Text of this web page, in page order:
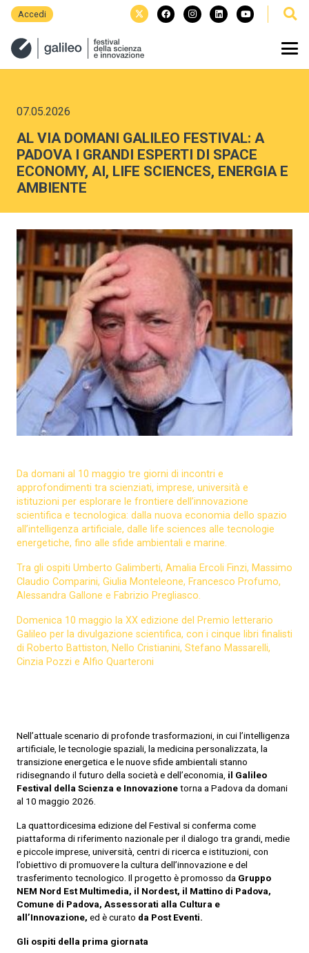
Accedi
07.05.2026
AL VIA DOMANI GALILEO FESTIVAL: A
PADOVA I GRANDI ESPERTI DI SPACE
ECONOMY, AI, LIFE SCIENCES, ENERGIA E
AMBIENTE
Da domani al 10 maggio tre giorni di incontri e
approfondimenti tra scienziati, imprese, università e
istituzioni per esplorare le frontiere dell’innovazione
scientifica e tecnologica: dalla nuova economia dello spazio
all’intelligenza artificiale, dalle life sciences alle tecnologie
energetiche, fino alle sfide ambientali e marine.
Tra gli ospiti Umberto Galimberti, Amalia Ercoli Finzi, Massimo
Claudio Comparini, Giulia Monteleone, Francesco Profumo,
Alessandra Gallone e Fabrizio Pregliasco.
Domenica 10 maggio la XX edizione del Premio letterario
Galileo per la divulgazione scientifica, con i cinque libri finalisti
di Roberto Battiston, Nello Cristianini, Stefano Massarelli,
Cinzia Pozzi e Alfio Quarteroni
Nell’attuale scenario di profonde trasformazioni, in cui l’intelligenza
artificiale, le tecnologie spaziali, la medicina personalizzata, la
transizione energetica e le nuove sfide ambientali stanno
ridisegnando il futuro della società e dell’economia, il Galileo
Festival della Scienza e Innovazionetorna a Padova da domani
al 10 maggio 2026.
La quattordicesima edizione del Festival si conferma come
piattaforma di riferimento nazionale per il dialogo tra grandi, medie
e piccole imprese, università, centri di ricerca e istituzioni, con
l’obiettivo di promuovere la cultura dell’innovazione e del
trasferimento tecnologico. Il progetto è promosso da Gruppo
NEM Nord Est Multimedia, il Nordest, il Mattino di Padova,
Comune di Padova, Assessorati alla Cultura e
all’Innovazione, ed è curato da Post Eventi.
Gli ospiti della prima giornata